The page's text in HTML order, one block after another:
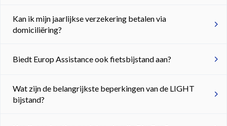
Kan ik mijn jaarlijkse verzekering betalen via
domiciliëring?
Biedt Europ Assistance ook fietsbijstand aan?
Wat zijn de belangrijkste beperkingen van de LIGHT
bijstand?